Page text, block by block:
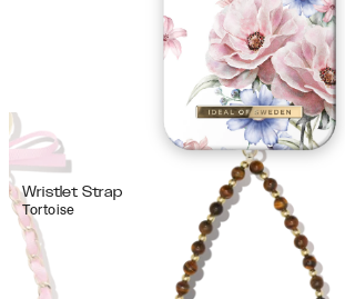
Wristlet Strap
Tortoise